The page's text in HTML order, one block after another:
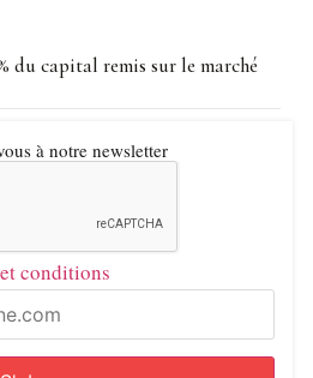
du capital remis sur le marché
à notre newsletter
conditions